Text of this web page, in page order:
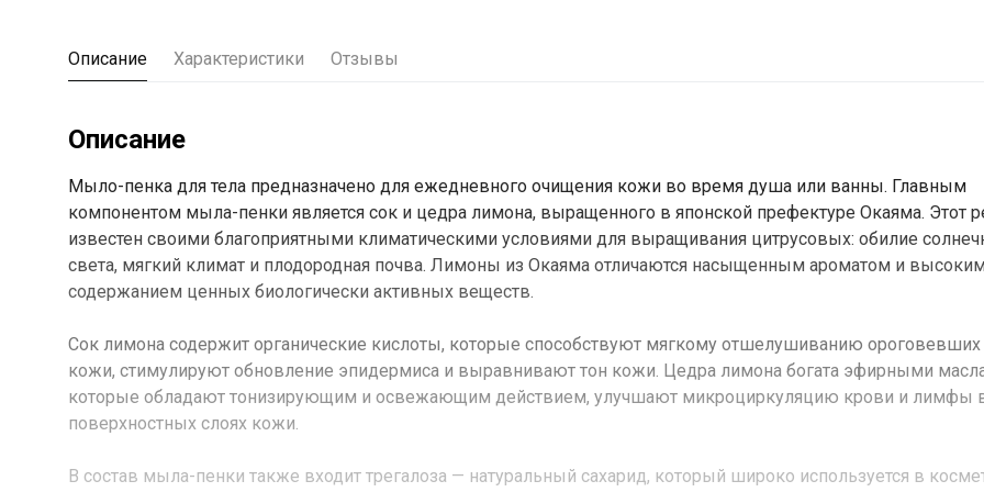
Описание Характеристики Отзывы
Описание
Мыло-пенка для тела предназначено для ежедневного очищения кожи во время душа или ванны. Главным
компонентом мыла-пенки является сок и цедра лимона, выращенного в японской префектуре Окаяма. Этот
известен своими благоприятными климатическими условиями для выращивания цитрусовых: обилие
света, мягкий климат и плодородная почва. Лимоны из Окаяма отличаются насыщенным ароматом и
содержанием ценных биологически активных веществ.
Сок лимона содержит органические кислоты, которые способствуют мягкому отшелушиванию ороговевших
кожи, стимулируют обновление эпидермиса и выравнивают тон кожи. Цедра лимона богата эфирными
которые обладают тонизирующим и освежающим действием, улучшают микроциркуляцию крови и лимфы
поверхностных слоях кожи.
В состав мыла-пенки также входит трегалоза — натуральный сахарид, который широко используется в